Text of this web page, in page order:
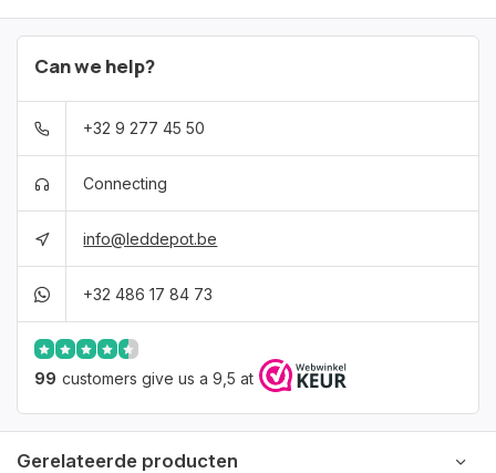
Can we help?
+32 9 277 45 50
Connecting
info@leddepot.be
+32 486 17 84 73
99 customers give us a 9,5 at
Gerelateerde producten